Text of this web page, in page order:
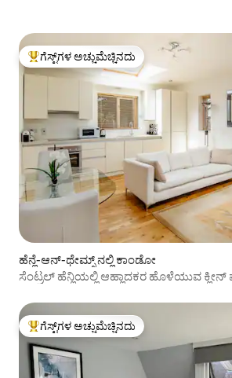
ಗೆಸ್ಟ್‌ಗಳಿಗೆ ಅತಿ ಹೆಚ್ಚು ಅಚ್ಚುಮೆಚ್ಚಿನದು
ಗೆಸ್ಟ್‌ಗಳ ಅಚ್ಚುಮೆಚ್ಚಿನದು
ಹೆನ್ಲೆ-ಆನ್-ಥೇಮ್ಸ್ ನಲ್ಲಿ ಕಾಂಡೋ
ಸೆಂಟ್ರಲ್ ಹೆನ್ಲಿಯಲ್ಲಿ ಆಹ್ಲಾದಕರ ಹೊಳೆಯುವ ಕ್ಲೀನ್
ಗೆಸ್ಟ್‌ಗಳಿಗೆ ಅತಿ ಹೆಚ್ಚು ಅಚ್ಚುಮೆಚ್ಚಿನದು
ಗೆಸ್ಟ್‌ಗಳ ಅಚ್ಚುಮೆಚ್ಚಿನದು